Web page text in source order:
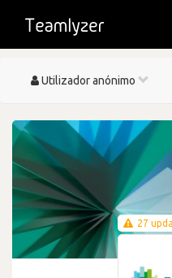
Toggle
Utilizador anónimo
27